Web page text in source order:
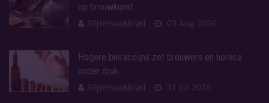
op brouwkunst
Slijtersvakblad
03 Aug 2026
Hogere bieraccijns zet brouwers en horeca
onder druk
Slijtersvakblad
31 Jul 2026